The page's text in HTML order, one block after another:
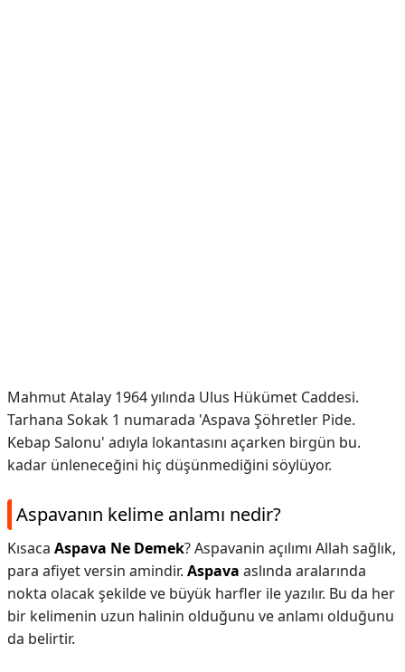
Mahmut Atalay 1964 yılında Ulus Hükümet Caddesi.
Tarhana Sokak 1 numarada 'Aspava Şöhretler Pide.
Kebap Salonu' adıyla lokantasını açarken birgün bu.
kadar ünleneceğini hiç düşünmediğini söylüyor.
Aspavanın kelime anlamı nedir?
Kısaca Aspava Ne Demek? Aspavanin açılımı Allah sağlık,
para afiyet versin amindir. Aspava aslında aralarında
nokta olacak şekilde ve büyük harfler ile yazılır. Bu da her
bir kelimenin uzun halinin olduğunu ve anlamı olduğunu
da belirtir.